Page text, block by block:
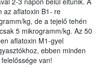
az aflatoxin B1- re
kg, de a tejelő tehén
5 mikrogramm/kg. Az 50
aflatoxin M1-gyel
ebben minden
van!